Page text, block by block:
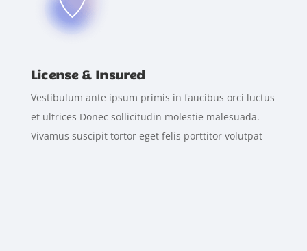
License & Insured
Vestibulum ante ipsum primis in faucibus orci luctus
et ultrices Donec sollicitudin molestie malesuada.
Vivamus suscipit tortor eget felis porttitor volutpat